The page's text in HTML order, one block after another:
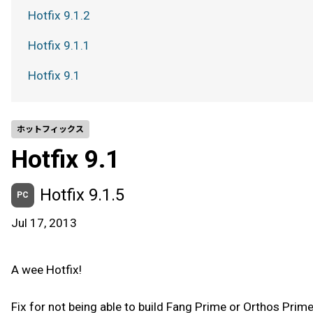
ホットフィックス
Hotfix 9.1
PC Hotfix 9.1.5
Jul 17, 2013
A wee Hotfix!
Fix for not being able to build Fang Prime or Orthos
Hotfix 9.1.2
Hotfix 9.1.1
Hotfix 9.1